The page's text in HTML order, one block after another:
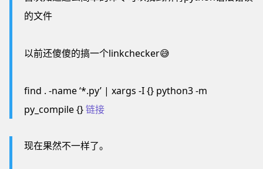
的文件
以前还傻傻的搞一个linkchecker😅
find . -name ‘*.py’ | xargs -I {} python3 -m
py_compile {}链接
现在果然不一样了。